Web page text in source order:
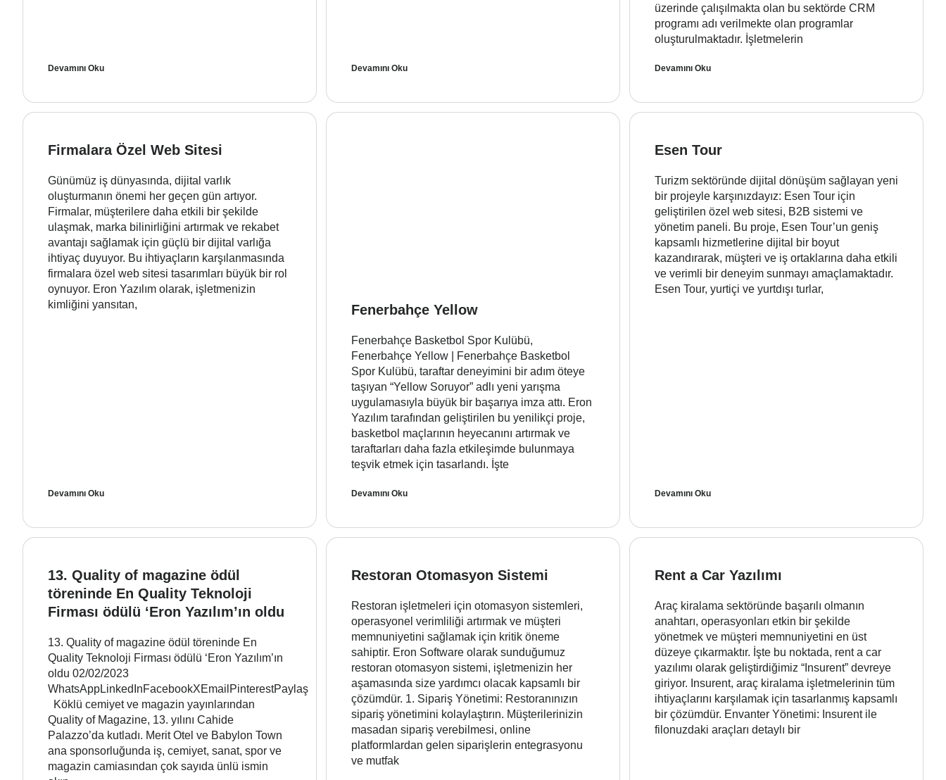
Devamını Oku Devamını Oku
üzerinde çalışılmakta olan bu sektörde CRM
programı adı verilmekte olan programlar
oluşturulmaktadır. İşletmelerin
Devamını Oku
Firmalara Özel Web Sitesi
Günümüz iş dünyasında, dijital varlık
oluşturmanın önemi her geçen gün artıyor.
Firmalar, müşterilere daha etkili bir şekilde
ulaşmak, marka bilinirliğini artırmak ve rekabet
avantajı sağlamak için güçlü bir dijital varlığa
ihtiyaç duyuyor. Bu ihtiyaçların karşılanmasında
firmalara özel web sitesi tasarımları büyük bir rol
oynuyor. Eron Yazılım olarak, işletmenizin
kimliğini yansıtan,
Devamını Oku
Fenerbahçe Yellow
Fenerbahçe Basketbol Spor Kulübü,
Fenerbahçe Yellow | Fenerbahçe Basketbol
Spor Kulübü, taraftar deneyimini bir adım öteye
taşıyan “Yellow Soruyor” adlı yeni yarışma
uygulamasıyla büyük bir başarıya imza attı. Eron
Yazılım tarafından geliştirilen bu yenilikçi proje,
basketbol maçlarının heyecanını artırmak ve
taraftarları daha fazla etkileşimde bulunmaya
teşvik etmek için tasarlandı. İşte
Devamını Oku
Esen Tour
Turizm sektöründe dijital dönüşüm sağlayan yeni
bir projeyle karşınızdayız: Esen Tour için
geliştirilen özel web sitesi, B2B sistemi ve
yönetim paneli. Bu proje, Esen Tour’un geniş
kapsamlı hizmetlerine dijital bir boyut
kazandırarak, müşteri ve iş ortaklarına daha etkili
ve verimli bir deneyim sunmayı amaçlamaktadır.
Esen Tour, yurtiçi ve yurtdışı turlar,
Devamını Oku
13. Quality of magazine ödül
töreninde En Quality Teknoloji
Firması ödülü ‘Eron Yazılım’ın oldu
13. Quality of magazine ödül töreninde En
Quality Teknoloji Firması ödülü ‘Eron Yazılım’ın
oldu 02/02/2023
WhatsAppLinkedInFacebookXEmailPinterestPaylaş
Köklü cemiyet ve magazin yayınlarından
Quality of Magazine, 13. yılını Cahide
Palazzo’da kutladı. Merit Otel ve Babylon Town
ana sponsorluğunda iş, cemiyet, sanat, spor ve
magazin camiasından çok sayıda ünlü ismin
Restoran Otomasyon Sistemi
Restoran işletmeleri için otomasyon sistemleri,
operasyonel verimliliği artırmak ve müşteri
memnuniyetini sağlamak için kritik öneme
sahiptir. Eron Software olarak sunduğumuz
restoran otomasyon sistemi, işletmenizin her
aşamasında size yardımcı olacak kapsamlı bir
çözümdür. 1. Sipariş Yönetimi: Restoranınızın
sipariş yönetimini kolaylaştırın. Müşterilerinizin
masadan sipariş verebilmesi, online
platformlardan gelen siparişlerin entegrasyonu
ve mutfak
Rent a Car Yazılımı
Araç kiralama sektöründe başarılı olmanın
anahtarı, operasyonları etkin bir şekilde
yönetmek ve müşteri memnuniyetini en üst
düzeye çıkarmaktır. İşte bu noktada, rent a car
yazılımı olarak geliştirdiğimiz “Insurent” devreye
giriyor. Insurent, araç kiralama işletmelerinin tüm
ihtiyaçlarını karşılamak için tasarlanmış kapsamlı
bir çözümdür. Envanter Yönetimi: Insurent ile
filonuzdaki araçları detaylı bir